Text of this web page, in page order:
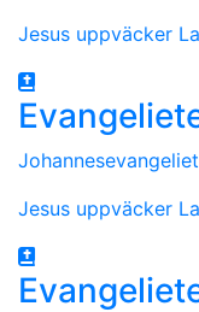
Jesus uppväcker
Johannesevangeliet
Jesus uppväcker